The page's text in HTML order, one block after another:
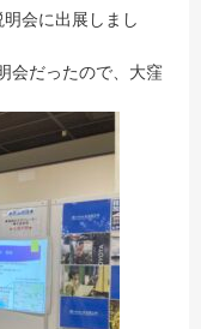
会に出展しまし
会だったので、大窪